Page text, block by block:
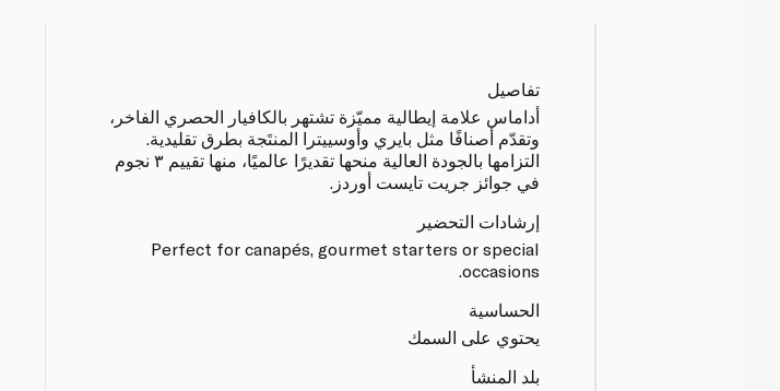
تفاصيل
أداماس علامة إيطالية مميّزة تشتهر بالكافيار الحصري الفاخر،
وتقدّم أصنافًا مثل بايري وأوسييترا المنتَجة بطرق تقليدية.
التزامها بالجودة العالية منحها تقديرًا عالميًا، منها تقييم ٣ نجوم
في جوائز جريت تايست أوردز.
إرشادات التحضير
Perfect for canapés, gourmet starters or special
occasions.
الحساسية
يحتوي على السمك
بلد المنشأ